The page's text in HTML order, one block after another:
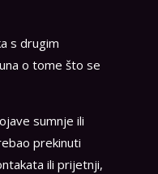
s drugim
o tome što se
sumnje ili
prekinuti
ili prijetnji,